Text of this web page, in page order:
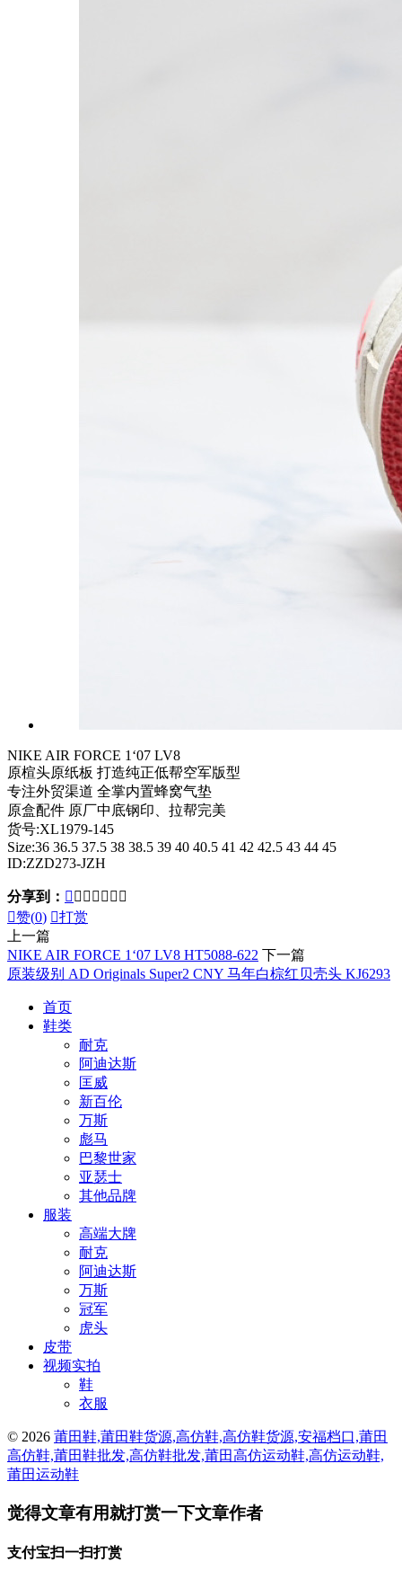
NIKE AIR FORCE 1‘07 LV8
原楦头原纸板 打造纯正低帮空军版型
专注外贸渠道 全掌内置蜂窝气垫
原盒配件 原厂中底钢印、拉帮完美
货号:XL1979-145
Size:36 36.5 37.5 38 38.5 39 40 40.5 41 42 42.5 43 44 45
ID:ZZD273-JZH
分享到：       
赞(0) 打赏
上一篇
NIKE AIR FORCE 1‘07 LV8 HT5088-622 下一篇
原装级别 AD Originals Super2 CNY 马年白棕红贝壳头 KJ6293
首页
鞋类
耐克
阿迪达斯
匡威
新百伦
万斯
彪马
巴黎世家
亚瑟士
其他品牌
服装
高端大牌
耐克
阿迪达斯
万斯
冠军
虎头
皮带
视频实拍
鞋
衣服
© 2026 莆田鞋,莆田鞋货源,高仿鞋,高仿鞋货源,安福档口,莆田
高仿鞋,莆田鞋批发,高仿鞋批发,莆田高仿运动鞋,高仿运动鞋,
莆田运动鞋
觉得文章有用就打赏一下文章作者
支付宝扫一扫打赏